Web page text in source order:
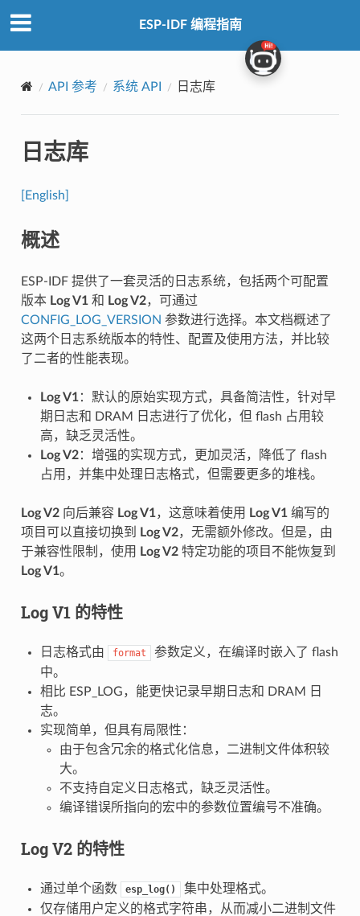
ESP-IDF 编程指南
API 参考 系统 API 日志库
日志库
[English]
概述
ESP-IDF 提供了一套灵活的日志系统，包括两个可配置
版本 Log V1和 Log V2，可通过
CONFIG_LOG_VERSION 参数进行选择。本文档概述了
这两个日志系统版本的特性、配置及使用方法，并比较
了二者的性能表现。
Log V1：默认的原始实现方式，具备简洁性，针对早
期日志和 DRAM 日志进行了优化，但 flash 占用较
高，缺乏灵活性。
Log V2：增强的实现方式，更加灵活，降低了 flash
占用，并集中处理日志格式，但需要更多的堆栈。
Log V2向后兼容 Log V1，这意味着使用 Log V1编写的
项目可以直接切换到
Log V2，无需额外修改。但是，由
于兼容性限制，使用
Log V2特定功能的项目不能恢复到
Log V1。
Log V1的特性
日志格式由 format
参数定义，在编译时嵌入了 flash
中。
相比 ESP_LOG，能更快记录早期日志和 DRAM 日
志。
实现简单，但具有局限性：
由于包含冗余的格式化信息，二进制文件体积较
大。
不支持自定义日志格式，缺乏灵活性。
编译错误所指向的宏中的参数位置编号不准确。
Log V2的特性
通过单个函数 esp_log()
集中处理格式。
仅存储用户定义的格式字符串，从而减小二进制文件